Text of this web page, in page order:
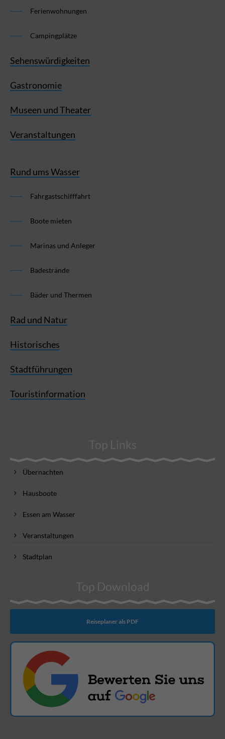
Ferienwohnungen
Campingplätze
Sehenswürdigkeiten
Gastronomie
Museen und Theater
Veranstaltungen
Rund ums Wasser
Fahrgastschifffahrt
Boote mieten
Marinas und Anleger
Badestrände
Bäder und Thermen
Rad und Natur
Historisches
Stadtführungen
Touristinformation
Top Links
Übernachten
Hausboote
Essen am Wasser
Veranstaltungen
Stadtplan
Top Download
Reiseplaner als PDF